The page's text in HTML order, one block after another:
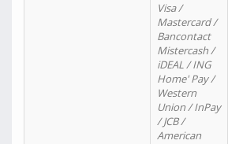
Visa /
Mastercard /
Bancontact
Mistercash /
iDEAL / ING
Home' Pay /
Western
Union / InPay
/ JCB /
American